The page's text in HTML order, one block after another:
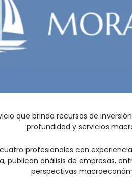
que brinda recursos de
profundidad y servicios
profesionales con
publican análisis de empresas,
perspectivas